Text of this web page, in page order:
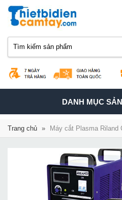
TOGGLE
NAVIGATION
DANH MỤC
Trang chủ » Máy cắt Plasma Riland